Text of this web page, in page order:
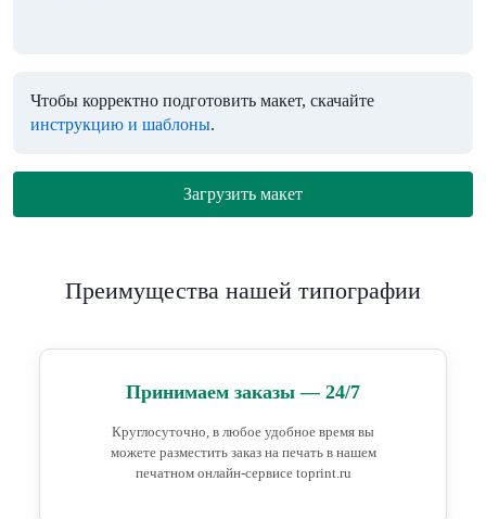
Чтобы корректно подготовить макет, скачайте
инструкцию и шаблоны.
Загрузить макет
Преимущества нашей типографии
Принимаем заказы — 24/7
Круглосуточно, в любое удобное время вы
можете разместить заказ на печать в нашем
печатном онлайн-сервисе toprint.ru